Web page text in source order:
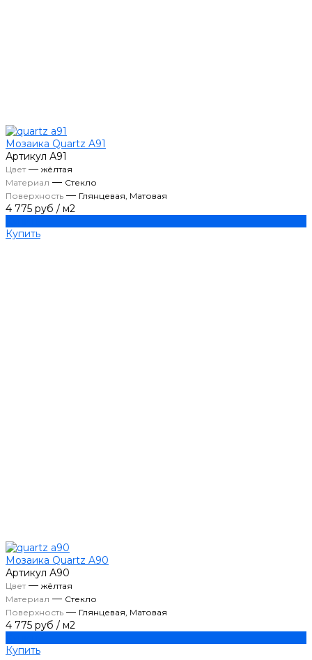
Мозаика Quartz A91
Артикул А91
Цвет— жёлтая
Материал — Стекло
Поверхность — Глянцевая, Матовая
4 775 руб / м2
Купить
Мозаика Quartz A90
Артикул А90
Цвет— жёлтая
Материал — Стекло
Поверхность — Глянцевая, Матовая
4 775 руб / м2
Купить